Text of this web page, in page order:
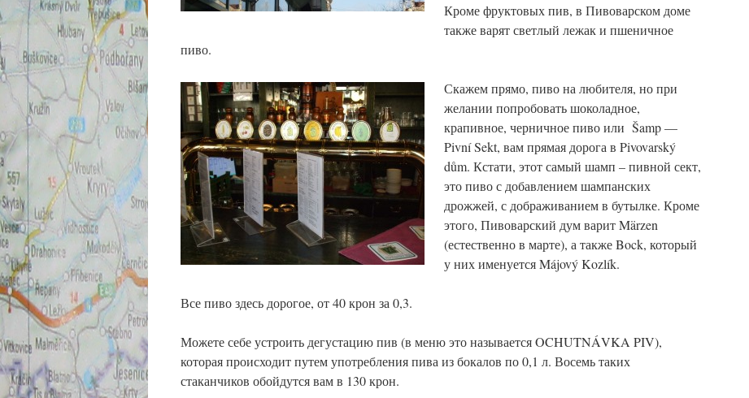
Кроме фруктовых пив, в Пивоварском доме
также варят светлый лежак и пшеничное
пиво.
Скажем прямо, пиво на любителя, но при
желании попробовать шоколадное,
крапивное, черничное пиво или Šamp —
Pivní Sekt, вам прямая дорога в Pivovarský
dům. Кстати, этот самый шамп – пивной сект,
это пиво с добавлением шампанских
дрожжей, с дображиванием в бутылке. Кроме
этого, Пивоварский дум варит Märzen
(естественно в марте), а также Bock, который
у них именуется Májový Kozlík.
Все пиво здесь дорогое, от 40 крон за 0,3.
Можете себе устроить дегустацию пив (в меню это называется OCHUTNÁVKA PIV),
которая происходит путем употребления пива из бокалов по 0,1 л. Восемь таких
стаканчиков обойдутся вам в 130 крон.